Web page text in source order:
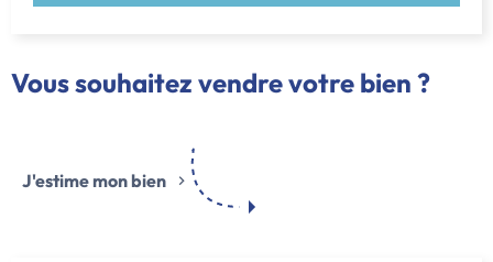
Vous souhaitez vendre votre bien ?
J'estime mon bien